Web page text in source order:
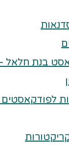
בנת חלאל